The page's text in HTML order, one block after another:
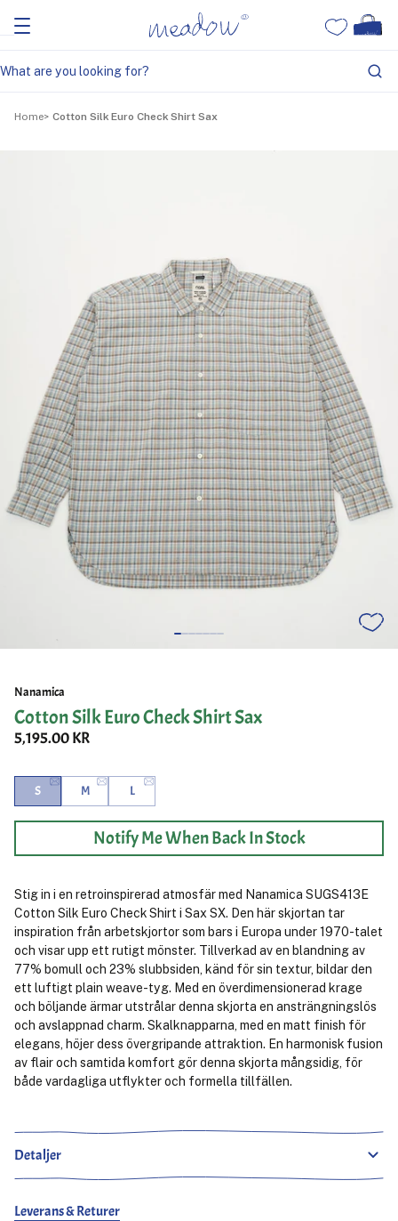
Home Cotton Silk Euro Check Shirt Sax
Nanamica
Cotton Silk Euro Check Shirt Sax
5,195.00 KR
S M L
Notify Me When Back In Stock
Stig in i en retroinspirerad atmosfär med Nanamica SUGS413E
Cotton Silk Euro Check Shirt i Sax SX. Den här skjortan tar
inspiration från arbetskjortor som bars i Europa under 1970-talet
och visar upp ett rutigt mönster. Tillverkad av en blandning av
77% bomull och 23% slubbsiden, känd för sin textur, bildar den
ett luftigt plain weave-tyg. Med en överdimensionerad krage
och böljande ärmar utstrålar denna skjorta en ansträngningslös
och avslappnad charm. Skalknapparna, med en matt finish för
elegans, höjer dess övergripande attraktion. En harmonisk fusion
av flair och samtida komfort gör denna skjorta mångsidig, för
både vardagliga utflykter och formella tillfällen.
Detaljer
Leverans & Returer